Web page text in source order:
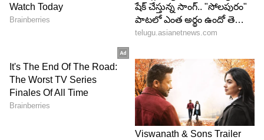
శరీరంలో అదనపు నీరు పేరుకుపోవడం ప్రారంభమవుతుంది.
దీని కారణంగా మీరు తలనొప్పి, వికారం, అలసట వంటి